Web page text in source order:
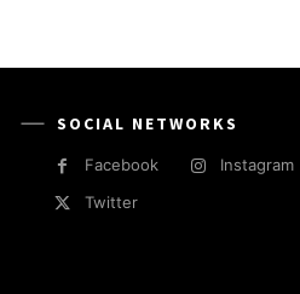
SOCIAL NETWORKS
Facebook
Instagram
Twitter